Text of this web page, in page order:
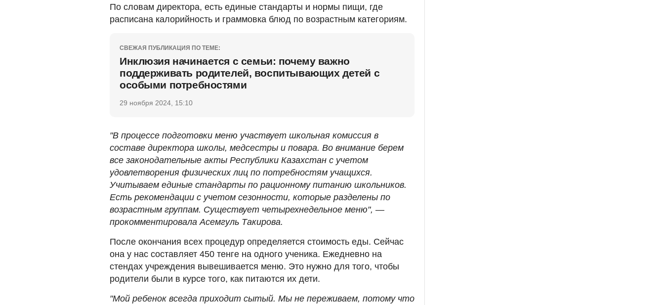
По словам директора, есть единые стандарты и нормы пищи, где
расписана калорийность и граммовка блюд по возрастным категориям.
СВЕЖАЯ ПУБЛИКАЦИЯ ПО ТЕМЕ:
Инклюзия начинается с семьи: почему важно
поддерживать родителей, воспитывающих детей с
особыми потребностями
29 ноября 2024, 15:10
"В процессе подготовки меню участвует школьная комиссия в
составе директора школы, медсестры и повара. Во внимание берем
все законодательные акты Республики Казахстан с учетом
удовлетворения физических лиц по потребностям учащихся.
Учитываем единые стандарты по рационному питанию школьников.
Есть рекомендации с учетом сезонности, которые разделены по
возрастным группам. Существует четырехнедельное меню", —
прокомментировала Асемгуль Такирова.
После окончания всех процедур определяется стоимость еды. Сейчас
она у нас составляет 450 тенге на одного ученика. Ежедневно на
стендах учреждения вывешивается меню. Это нужно для того, чтобы
родители были в курсе того, как питаются их дети.
"Мой ребенок всегда приходит сытый. Мы не переживаем, потому что